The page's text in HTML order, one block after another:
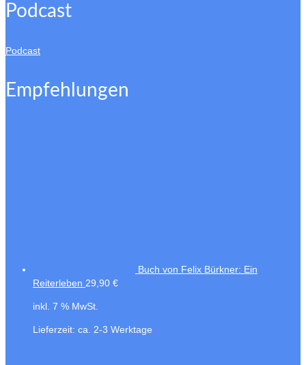
Podcast
Podcast
Empfehlungen
Buch von Felix Bürkner: Ein
Reiterleben 29,90 €
inkl. 7 % MwSt.
Lieferzeit: ca. 2-3 Werktage